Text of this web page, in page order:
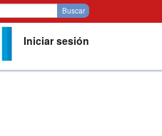
Buscar
Buscar
Iniciar sesión